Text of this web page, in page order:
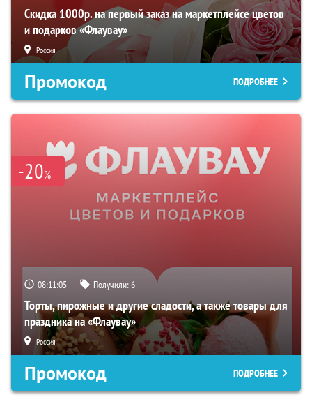
Скидка 1000р. на первый заказ на маркетплейсе цветов
и подарков «Флаувау»
Россия
Промокод ПОДРОБНЕЕ
-20%
08:11:04 Получили:6
Торты, пирожные и другие сладости, а также товары для
праздника на «Флаувау»
Россия
Промокод ПОДРОБНЕЕ